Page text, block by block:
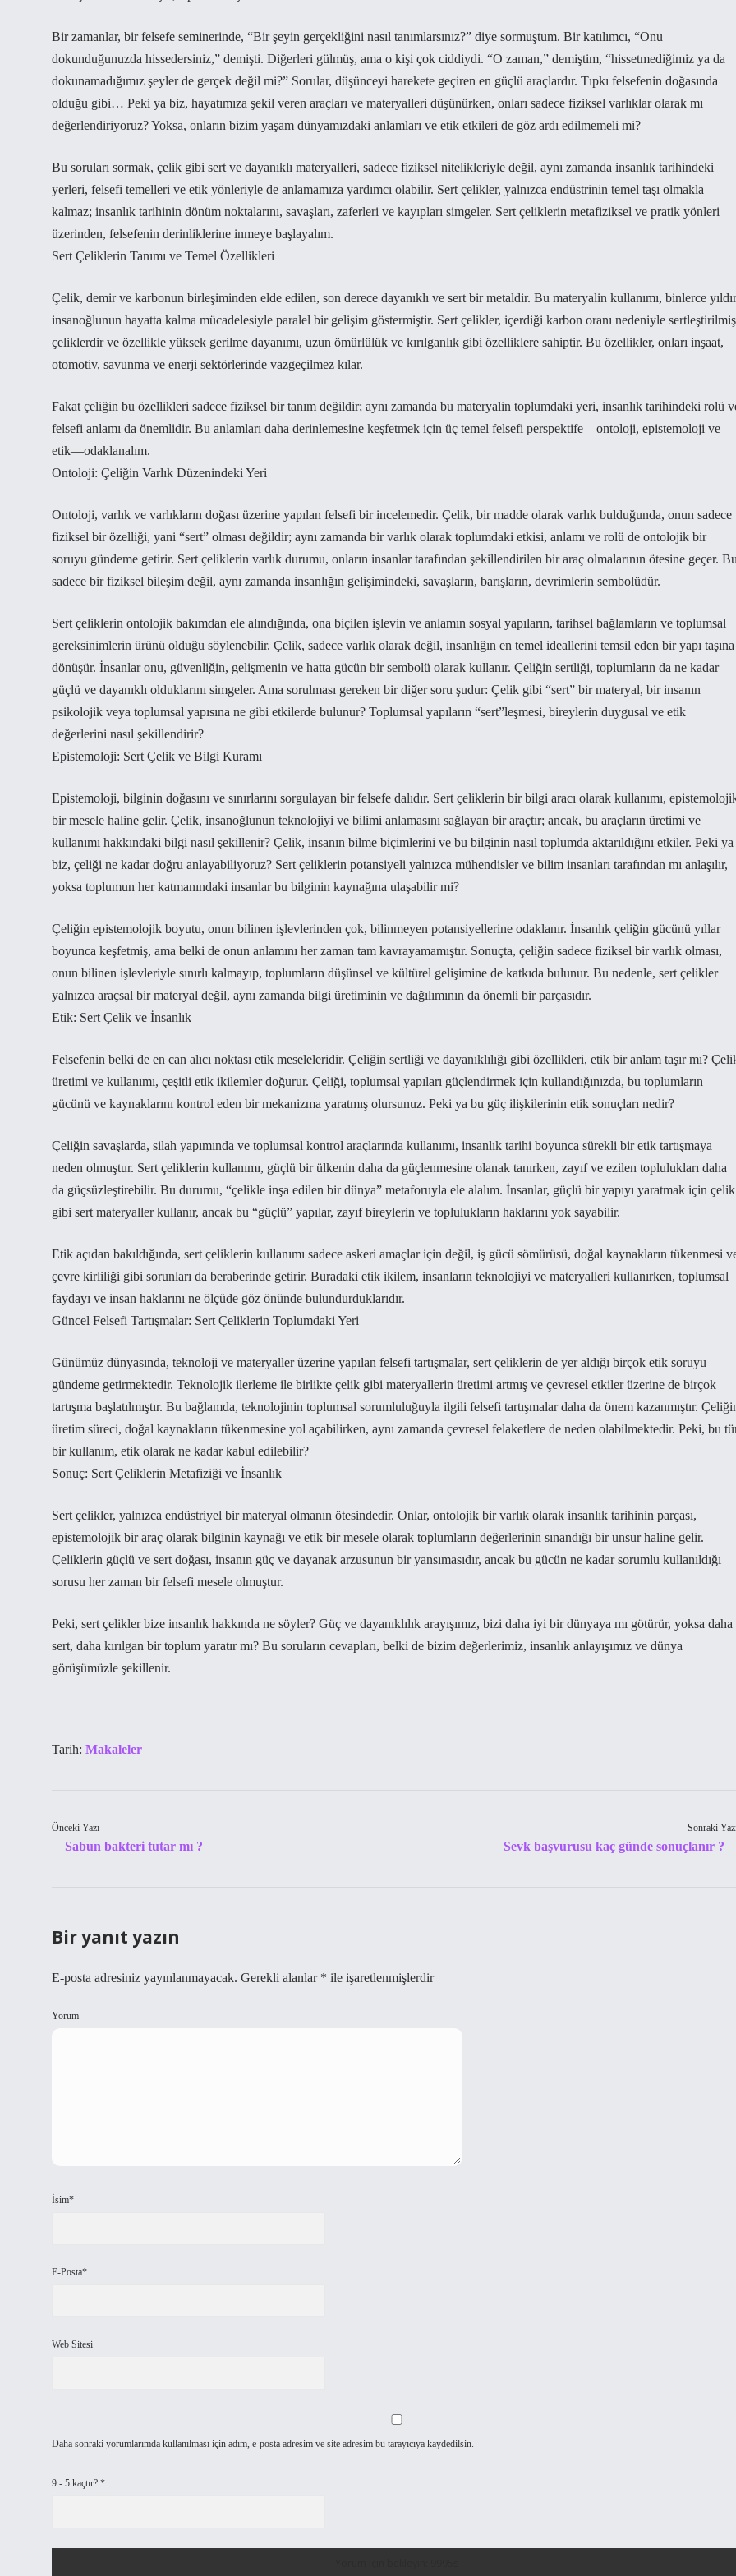
Bir zamanlar, bir felsefe seminerinde, “Bir şeyin gerçekliğini nasıl tanımlarsınız?” diye sormuştum. Bir katılımcı, “Onu
dokunduğunuzda hissedersiniz,” demişti. Diğerleri gülmüş, ama o kişi çok ciddiydi. “O zaman,” demiştim, “hissetmediğimiz ya da
dokunamadığımız şeyler de gerçek değil mi?” Sorular, düşünceyi harekete geçiren en güçlü araçlardır. Tıpkı felsefenin doğasında
olduğu gibi… Peki ya biz, hayatımıza şekil veren araçları ve materyalleri düşünürken, onları sadece fiziksel varlıklar olarak mı
değerlendiriyoruz? Yoksa, onların bizim yaşam dünyamızdaki anlamları ve etik etkileri de göz ardı edilmemeli mi?
Bu soruları sormak, çelik gibi sert ve dayanıklı materyalleri, sadece fiziksel nitelikleriyle değil, aynı zamanda insanlık tarihindeki
yerleri, felsefi temelleri ve etik yönleriyle de anlamamıza yardımcı olabilir. Sert çelikler, yalnızca endüstrinin temel taşı olmakla
kalmaz; insanlık tarihinin dönüm noktalarını, savaşları, zaferleri ve kayıpları simgeler. Sert çeliklerin metafiziksel ve pratik yönleri
üzerinden, felsefenin derinliklerine inmeye başlayalım.
Sert Çeliklerin Tanımı ve Temel Özellikleri
Çelik, demir ve karbonun birleşiminden elde edilen, son derece dayanıklı ve sert bir metaldir. Bu materyalin kullanımı, binlerce yıldır
insanoğlunun hayatta kalma mücadelesiyle paralel bir gelişim göstermiştir. Sert çelikler, içerdiği karbon oranı nedeniyle sertleştirilmiş
çeliklerdir ve özellikle yüksek gerilme dayanımı, uzun ömürlülük ve kırılganlık gibi özelliklere sahiptir. Bu özellikler, onları inşaat,
otomotiv, savunma ve enerji sektörlerinde vazgeçilmez kılar.
Fakat çeliğin bu özellikleri sadece fiziksel bir tanım değildir; aynı zamanda bu materyalin toplumdaki yeri, insanlık tarihindeki rolü
felsefi anlamı da önemlidir. Bu anlamları daha derinlemesine keşfetmek için üç temel felsefi perspektife—ontoloji, epistemoloji ve
etik—odaklanalım.
Ontoloji: Çeliğin Varlık Düzenindeki Yeri
Ontoloji, varlık ve varlıkların doğası üzerine yapılan felsefi bir incelemedir. Çelik, bir madde olarak varlık bulduğunda, onun sadece
fiziksel bir özelliği, yani “sert” olması değildir; aynı zamanda bir varlık olarak toplumdaki etkisi, anlamı ve rolü de ontolojik bir
soruyu gündeme getirir. Sert çeliklerin varlık durumu, onların insanlar tarafından şekillendirilen bir araç olmalarının ötesine geçer.
sadece bir fiziksel bileşim değil, aynı zamanda insanlığın gelişimindeki, savaşların, barışların, devrimlerin sembolüdür.
Sert çeliklerin ontolojik bakımdan ele alındığında, ona biçilen işlevin ve anlamın sosyal yapıların, tarihsel bağlamların ve toplumsal
gereksinimlerin ürünü olduğu söylenebilir. Çelik, sadece varlık olarak değil, insanlığın en temel ideallerini temsil eden bir yapı taşına
dönüşür. İnsanlar onu, güvenliğin, gelişmenin ve hatta gücün bir sembolü olarak kullanır. Çeliğin sertliği, toplumların da ne kadar
güçlü ve dayanıklı olduklarını simgeler. Ama sorulması gereken bir diğer soru şudur: Çelik gibi “sert” bir materyal, bir insanın
psikolojik veya toplumsal yapısına ne gibi etkilerde bulunur? Toplumsal yapıların “sert”leşmesi, bireylerin duygusal ve etik
değerlerini nasıl şekillendirir?
Epistemoloji: Sert Çelik ve Bilgi Kuramı
Epistemoloji, bilginin doğasını ve sınırlarını sorgulayan bir felsefe dalıdır. Sert çeliklerin bir bilgi aracı olarak kullanımı,
bir mesele haline gelir. Çelik, insanoğlunun teknolojiyi ve bilimi anlamasını sağlayan bir araçtır; ancak, bu araçların üretimi ve
kullanımı hakkındaki bilgi nasıl şekillenir? Çelik, insanın bilme biçimlerini ve bu bilginin nasıl toplumda aktarıldığını etkiler. Peki ya
biz, çeliği ne kadar doğru anlayabiliyoruz? Sert çeliklerin potansiyeli yalnızca mühendisler ve bilim insanları tarafından mı anlaşılır,
yoksa toplumun her katmanındaki insanlar bu bilginin kaynağına ulaşabilir mi?
Çeliğin epistemolojik boyutu, onun bilinen işlevlerinden çok, bilinmeyen potansiyellerine odaklanır. İnsanlık çeliğin gücünü yıllar
boyunca keşfetmiş, ama belki de onun anlamını her zaman tam kavrayamamıştır. Sonuçta, çeliğin sadece fiziksel bir varlık olması,
onun bilinen işlevleriyle sınırlı kalmayıp, toplumların düşünsel ve kültürel gelişimine de katkıda bulunur. Bu nedenle, sert çelikler
yalnızca araçsal bir materyal değil, aynı zamanda bilgi üretiminin ve dağılımının da önemli bir parçasıdır.
Etik: Sert Çelik ve İnsanlık
Felsefenin belki de en can alıcı noktası etik meseleleridir. Çeliğin sertliği ve dayanıklılığı gibi özellikleri, etik bir anlam taşır mı?
üretimi ve kullanımı, çeşitli etik ikilemler doğurur. Çeliği, toplumsal yapıları güçlendirmek için kullandığınızda, bu toplumların
gücünü ve kaynaklarını kontrol eden bir mekanizma yaratmış olursunuz. Peki ya bu güç ilişkilerinin etik sonuçları nedir?
Çeliğin savaşlarda, silah yapımında ve toplumsal kontrol araçlarında kullanımı, insanlık tarihi boyunca sürekli bir etik tartışmaya
neden olmuştur. Sert çeliklerin kullanımı, güçlü bir ülkenin daha da güçlenmesine olanak tanırken, zayıf ve ezilen toplulukları daha
da güçsüzleştirebilir. Bu durumu, “çelikle inşa edilen bir dünya” metaforuyla ele alalım. İnsanlar, güçlü bir yapıyı yaratmak için çelik
gibi sert materyaller kullanır, ancak bu “güçlü” yapılar, zayıf bireylerin ve toplulukların haklarını yok sayabilir.
Etik açıdan bakıldığında, sert çeliklerin kullanımı sadece askeri amaçlar için değil, iş gücü sömürüsü, doğal kaynakların tükenmesi
çevre kirliliği gibi sorunları da beraberinde getirir. Buradaki etik ikilem, insanların teknolojiyi ve materyalleri kullanırken, toplumsal
faydayı ve insan haklarını ne ölçüde göz önünde bulundurduklarıdır.
Güncel Felsefi Tartışmalar: Sert Çeliklerin Toplumdaki Yeri
Günümüz dünyasında, teknoloji ve materyaller üzerine yapılan felsefi tartışmalar, sert çeliklerin de yer aldığı birçok etik soruyu
gündeme getirmektedir. Teknolojik ilerleme ile birlikte çelik gibi materyallerin üretimi artmış ve çevresel etkiler üzerine de birçok
tartışma başlatılmıştır. Bu bağlamda, teknolojinin toplumsal sorumluluğuyla ilgili felsefi tartışmalar daha da önem kazanmıştır.
üretim süreci, doğal kaynakların tükenmesine yol açabilirken, aynı zamanda çevresel felaketlere de neden olabilmektedir. Peki, bu
bir kullanım, etik olarak ne kadar kabul edilebilir?
Sonuç: Sert Çeliklerin Metafiziği ve İnsanlık
Sert çelikler, yalnızca endüstriyel bir materyal olmanın ötesindedir. Onlar, ontolojik bir varlık olarak insanlık tarihinin parçası,
epistemolojik bir araç olarak bilginin kaynağı ve etik bir mesele olarak toplumların değerlerinin sınandığı bir unsur haline gelir.
Çeliklerin güçlü ve sert doğası, insanın güç ve dayanak arzusunun bir yansımasıdır, ancak bu gücün ne kadar sorumlu kullanıldığı
sorusu her zaman bir felsefi mesele olmuştur.
Peki, sert çelikler bize insanlık hakkında ne söyler? Güç ve dayanıklılık arayışımız, bizi daha iyi bir dünyaya mı götürür, yoksa daha
sert, daha kırılgan bir toplum yaratır mı? Bu soruların cevapları, belki de bizim değerlerimiz, insanlık anlayışımız ve dünya
görüşümüzle şekillenir.
Tarih: Makaleler
Önceki Yazı
Sabun bakteri tutar mı ?
Sonraki
Sevk başvurusu kaç günde sonuçlanır ?
Bir yanıt yazın
E-posta adresiniz yayınlanmayacak. Gerekli alanlar * ile işaretlenmişlerdir
Yorum
İsim*
E-Posta*
Web Sitesi
Daha sonraki yorumlarımda kullanılması için adım, e-posta adresim ve site adresim bu tarayıcıya kaydedilsin.
9 - 5 kaçtır? *